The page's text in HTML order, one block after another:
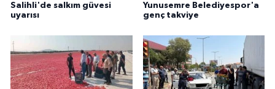
Salihli'de salkım güvesi
uyarısı
Yunusemre Belediyespor'a
genç takviye